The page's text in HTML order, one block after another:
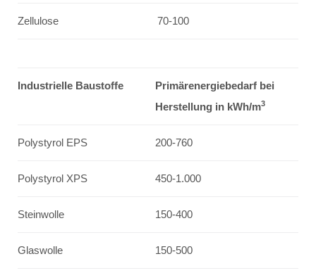
Zellulose 70-100
Industrielle Baustoffe
Primärenergiebedarf bei
Herstellung in kWh/m3
Polystyrol EPS 200-760
Polystyrol XPS 450-1.000
Steinwolle 150-400
Glaswolle 150-500